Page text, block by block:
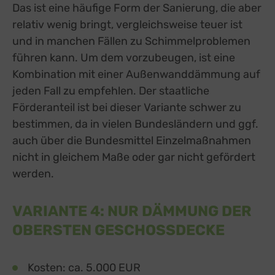
Das ist eine häufige Form der Sanierung, die aber
relativ wenig bringt, vergleichsweise teuer ist
und in manchen Fällen zu Schimmelproblemen
führen kann. Um dem vorzubeugen, ist eine
Kombination mit einer Außenwanddämmung auf
jeden Fall zu empfehlen. Der staatliche
Förderanteil ist bei dieser Variante schwer zu
bestimmen, da in vielen Bundesländern und ggf.
auch über die Bundesmittel Einzelmaßnahmen
nicht in gleichem Maße oder gar nicht gefördert
werden.
VARIANTE 4: NUR DÄMMUNG DER
OBERSTEN GESCHOSSDECKE
Kosten: ca. 5.000 EUR